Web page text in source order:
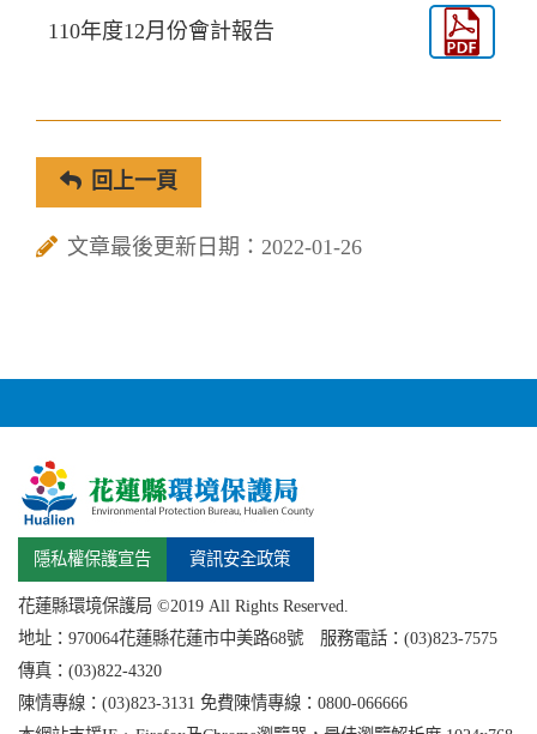
110年度12月份會計報告
回上一頁
文章最後更新日期：2022-01-26
隱私權保護宣告 資訊安全政策
花蓮縣環境保護局 ©2019 All Rights Reserved.
地址： 970064花蓮縣花蓮市中美路68號 服務電話：(03)823-7575
傳真：(03)822-4320
陳情專線：(03)823-3131 免費陳情專線：0800-066666